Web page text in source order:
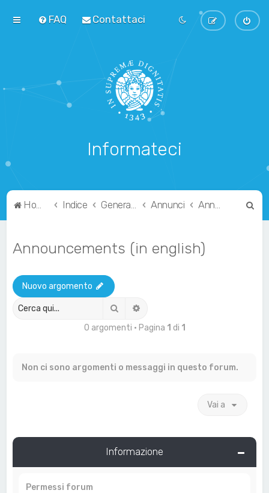
FAQ Contattaci
Informateci
Home Indice Generale Annunci Announcements (in english)
Announcements (in english)
Nuovo argomento
Cerca
0 argomenti • Pagina 1 di 1
Non ci sono argomenti o messaggi in questo forum.
Vai a
Informazione
Permessi forum